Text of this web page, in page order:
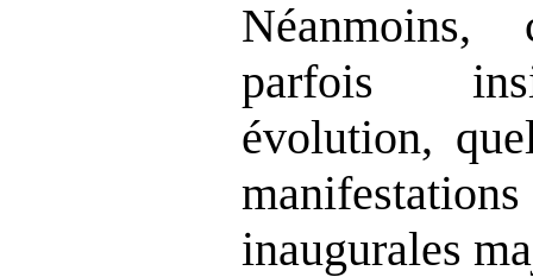
parfois
évolution,
inaugurales